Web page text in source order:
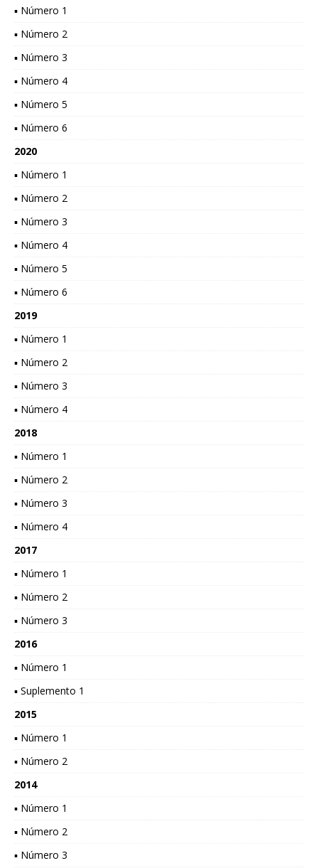
▪ Número 1
▪ Número 2
▪ Número 3
▪ Número 4
▪ Número 5
▪ Número 6
2020
▪ Número 1
▪ Número 2
▪ Número 3
▪ Número 4
▪ Número 5
▪ Número 6
2019
▪ Número 1
▪ Número 2
▪ Número 3
▪ Número 4
2018
▪ Número 1
▪ Número 2
▪ Número 3
▪ Número 4
2017
▪ Número 1
▪ Número 2
▪ Número 3
2016
▪ Número 1
▪ Suplemento 1
2015
▪ Número 1
▪ Número 2
2014
▪ Número 1
▪ Número 2
▪ Número 3